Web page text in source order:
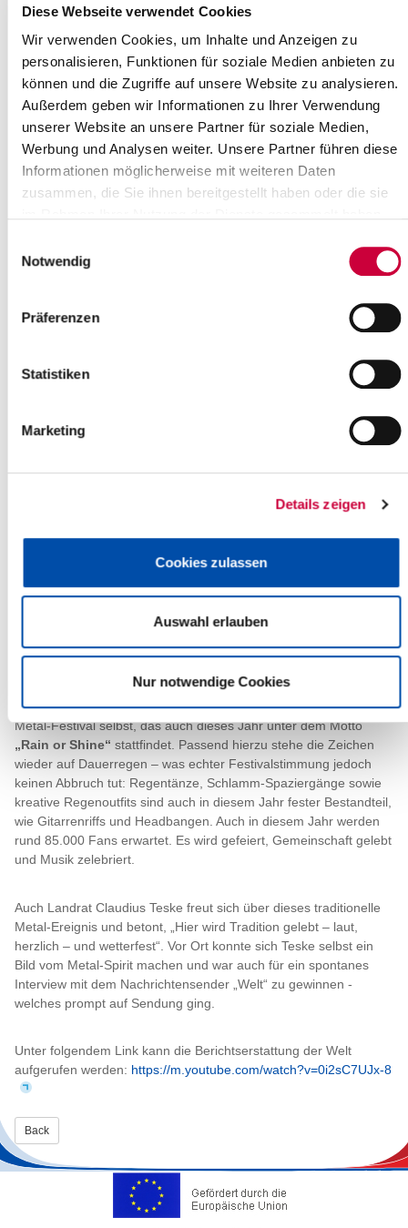
Diese Webseite verwendet Cookies
Wir verwenden Cookies, um Inhalte und Anzeigen zu
personalisieren, Funktionen für soziale Medien anbieten zu
können und die Zugriffe auf unsere Website zu analysieren.
Außerdem geben wir Informationen zu Ihrer Verwendung
unserer Website an unsere Partner für soziale Medien,
Werbung und Analysen weiter. Unsere Partner führen diese
Informationen möglicherweise mit weiteren Daten
zusammen, die Sie ihnen bereitgestellt haben oder die sie
Notwendig
Präferenzen
Statistiken
Marketing
Details zeigen
Cookies zulassen
Auswahl erlauben
Nur notwendige Cookies
Ankunft Metal-Train in Itzehoe © Sarah Uhl
"Coming Home Metalheads"
Begrüßung im Bahnhof Itzehoe ©
Sarah Uhl
dem Nachrichtensender "Welt" © Sarah
30.07.2025: Itzehoe, 29.07.2025 – Gestern Vormittag, mit einer
den Itzehoer Bahnhof – und läutete damit lautstark und stilecht
Wacken Open Air 2025ein. Begleitet von
Bahnhof„Coming Home Metalheads“strömten zahlreiche
Festivalbesucher aus dem Sonderzug, der seinen Weg vom
Itzehoe, ins Metal-Herz Schleswig-Holsteins fand.
Der Metal-Train ist längst Kult – ebenso wie das größte Heavy-
Metal-Festival selbst, das auch dieses Jahr unter dem Motto
„Rain or Shine“ stattfindet. Passend hierzu stehe die Zeichen
wieder auf Dauerregen – was echter Festivalstimmung jedoch
keinen Abbruch tut: Regentänze, Schlamm-Spaziergänge sowie
kreative Regenoutfits sind auch in diesem Jahr fester Bestandteil,
wie Gitarrenriffs und Headbangen. Auch in diesem Jahr werden
rund 85.000 Fans erwartet. Es wird gefeiert, Gemeinschaft gelebt
und Musik zelebriert.
Auch Landrat Claudius Teske freut sich über dieses traditionelle
Metal-Ereignis und betont, „Hier wird Tradition gelebt – laut,
herzlich – und wetterfest“. Vor Ort konnte sich Teske selbst ein
Bild vom Metal-Spirit machen und war auch für ein spontanes
Interview mit dem Nachrichtensender „Welt“ zu gewinnen -
welches prompt auf Sendung ging.
Unter folgendem Link kann die Berichtserstattung der Welt
aufgerufen werden: https://m.youtube.com/watch?v=0i2sC7UJx-8
Back